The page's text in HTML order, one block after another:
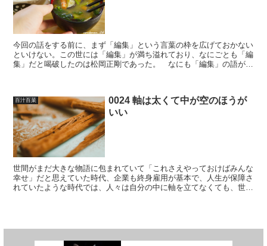
今回の話をする前に、まず「編集」という言葉の枠を広げておかない
といけない。この世には「編集」が満ち溢れており、なにごとも「編
集」だと喝破したのは松岡正剛であった。 なにも「編集」の語がそ
百汁百菜
0024 軸は太くて中が空のほうが
いい
世間がまだ大きな物語に包まれていて「これさえやっておけばみんな
幸せ」だと思えていた時代、企業も終身雇用が基本で、人生が保障さ
れていたような時代では、人々は自分の中に軸を立てなくても、世間